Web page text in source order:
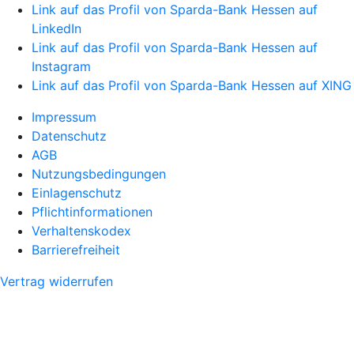
Link auf das Profil von Sparda-Bank Hessen auf
LinkedIn
Link auf das Profil von Sparda-Bank Hessen auf
Instagram
Link auf das Profil von Sparda-Bank Hessen auf XING
Impressum
Datenschutz
AGB
Nutzungsbedingungen
Einlagenschutz
Pflichtinformationen
Verhaltenskodex
Barrierefreiheit
Vertrag widerrufen